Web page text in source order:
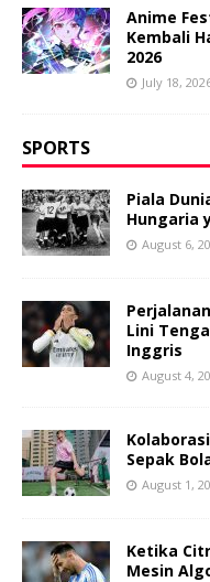
Anime
Kembali
2026
July 18,
SPORTS
Piala
Hungaria
August 6,
Lini
Inggris
August 4,
Sepak
August 1,
Ketika
Mesin